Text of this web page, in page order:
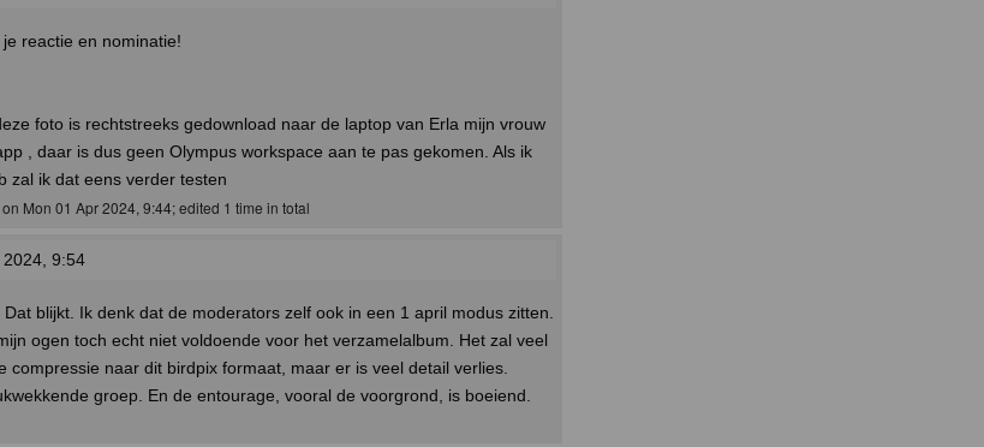
reactie en nominatie!
foto is rechtstreeks gedownload naar de laptop van Erla mijn vrouw
, daar is dus geen Olympus workspace aan te pas gekomen. Als ik
zal ik dat eens verder testen
Mon 01 Apr 2024, 9:44; edited 1 time in total
9:54
blijkt. Ik denk dat de moderators zelf ook in een 1 april modus zitten.
ogen toch echt niet voldoende voor het verzamelalbum. Het zal veel
compressie naar dit birdpix formaat, maar er is veel detail verlies.
groep. En de entourage, vooral de voorgrond, is boeiend.